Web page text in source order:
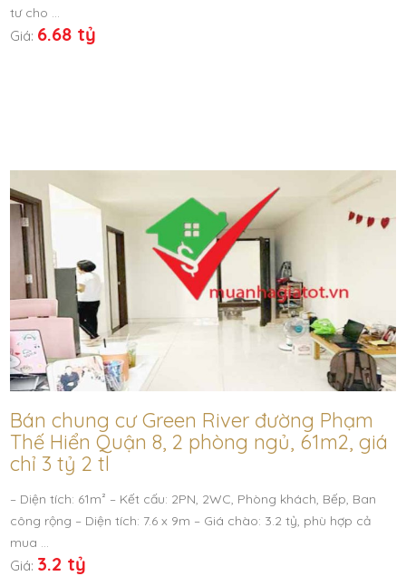
tư cho …
Giá: 6.68 tỷ
Bán chung cư Green River đường Phạm
Thế Hiển Quận 8, 2 phòng ngủ, 61m2, giá
chỉ 3 tỷ 2 tl
– Diện tích: 61m² – Kết cấu: 2PN, 2WC, Phòng khách, Bếp, Ban
công rộng – Diện tích: 7.6 x 9m – Giá chào: 3.2 tỷ, phù hợp cả
mua …
Giá: 3.2 tỷ